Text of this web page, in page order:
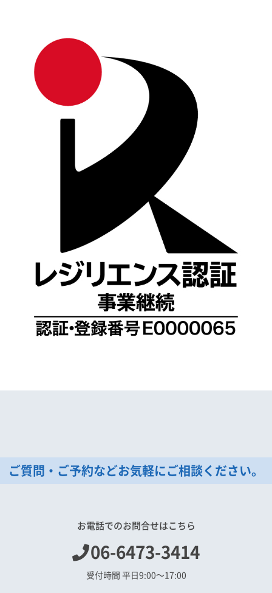
ご質問・ご予約などお気軽にご相談ください。
お電話でのお問合せはこちら
06-6473-3414
受付時間 平日9:00〜17:00